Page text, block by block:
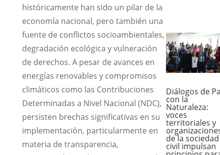
históricamente han sido un pilar de la
economía nacional, pero también una
fuente de conflictos socioambientales,
degradación ecológica y vulneración
de derechos. A pesar de avances en
energías renovables y compromisos
climáticos como las Contribuciones
Determinadas a Nivel Nacional (NDC),
persisten brechas significativas en su
implementación, particularmente en
materia de transparencia,
Diálogos de
con la
Naturaleza:
voces
territoriales y
de la sociedad
civil impulsan